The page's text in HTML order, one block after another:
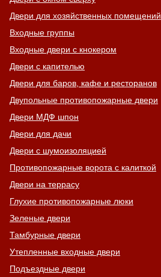
Двери для хозяйственных помещений
Входные группы
Входные двери с кнокером
Двери с капителью
Двери для баров, кафе и ресторанов
Двупольные противопожарные двери
Двери МДФ шпон
Двери для дачи
Двери с шумоизоляцией
Противопожарные ворота с калиткой
Двери на террасу
Глухие противопожарные люки
Зеленые двери
Тамбурные двери
Утепленные входные двери
Подъездные двери